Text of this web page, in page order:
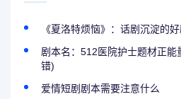
《夏洛特烦恼》：话剧沉淀的
剧本名：512医院护士题材正
错)
爱情短剧剧本需要注意什么